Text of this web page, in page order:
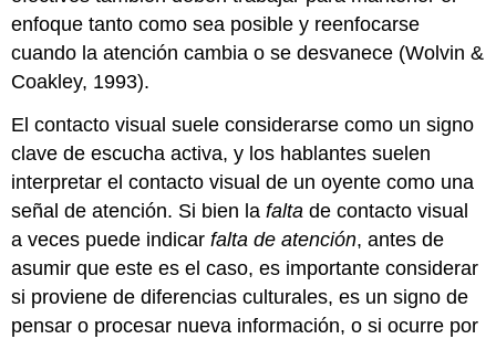
enfoque tanto como sea posible y reenfocarse
cuando la atención cambia o se desvanece (Wolvin &
Coakley, 1993).
El contacto visual suele considerarse como un signo
clave de escucha activa, y los hablantes suelen
interpretar el contacto visual de un oyente como una
señal de atención. Si bien lafalta de contacto visual
a veces puede indicarfalta de atención, antes de
asumir que este es el caso, es importante considerar
si proviene de diferencias culturales, es un signo de
pensar o procesar nueva información, o si ocurre por